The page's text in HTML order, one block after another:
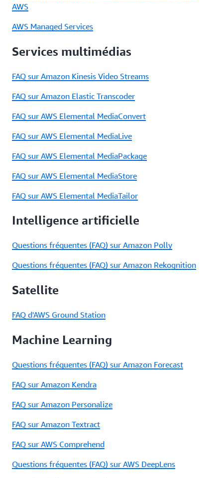
AWS
AWS Managed Services
Services multimédias
FAQ sur Amazon Kinesis Video Streams
FAQ sur Amazon Elastic Transcoder
FAQ sur AWS Elemental MediaConvert
FAQ sur AWS Elemental MediaLive
FAQ sur AWS Elemental MediaPackage
FAQ sur AWS Elemental MediaStore
FAQ sur AWS Elemental MediaTailor
Intelligence artificielle
Questions fréquentes (FAQ) sur Amazon Polly
Questions fréquentes (FAQ) sur Amazon Rekognition
Satellite
FAQ d'AWS Ground Station
Machine Learning
Questions fréquentes (FAQ) sur Amazon Forecast
FAQ sur Amazon Kendra
FAQ sur Amazon Personalize
FAQ sur Amazon Textract
FAQ sur AWS Comprehend
Questions fréquentes (FAQ) sur AWS DeepLens